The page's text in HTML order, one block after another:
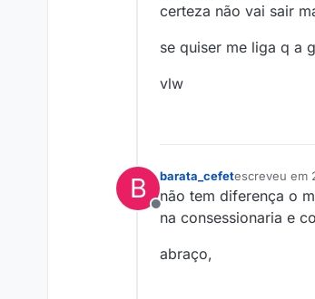
certeza não vai sair
se quiser me liga q a
vlw
B
Offline
barata_cefetescreveu em
última edição
não tem diferença o
na consessionaria e
abraço,